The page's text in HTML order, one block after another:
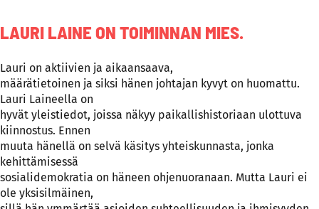
LAURI LAINE ON TOIMINNAN MIES.
Lauri on aktiivien ja aikaansaava,
määrätietoinen ja siksi hänen johtajan kyvyt on huomattu.
Lauri Laineella on
hyvät yleistiedot, joissa näkyy paikallishistoriaan ulottuva
kiinnostus. Ennen
muuta hänellä on selvä käsitys yhteiskunnasta, jonka
kehittämisessä
sosialidemokratia on häneen ohjenuoranaan. Mutta Lauri ei
ole yksisilmäinen,